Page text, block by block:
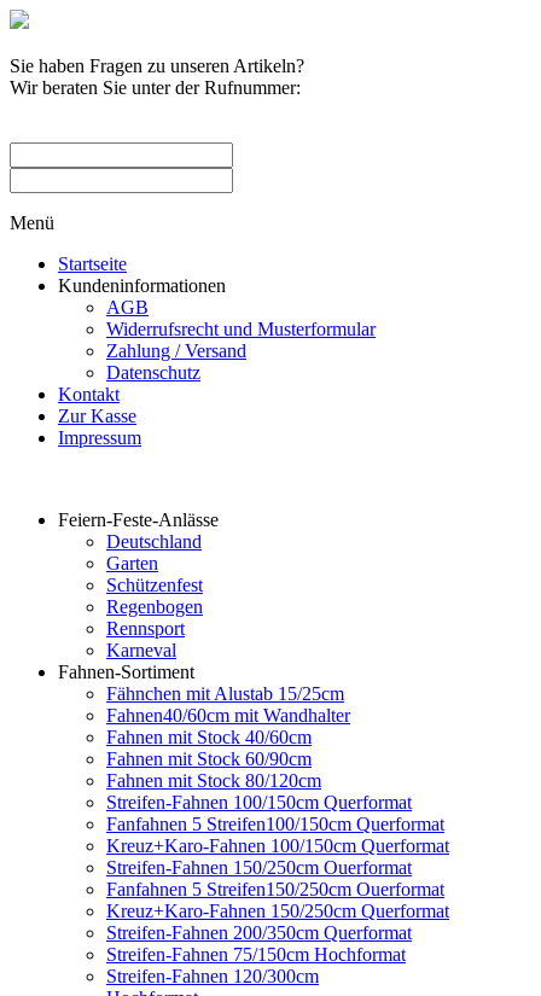
Sie haben Fragen zu unseren Artikeln?
Wir beraten Sie unter der Rufnummer:
Menü
Startseite
Kundeninformationen
AGB
Widerrufsrecht und Musterformular
Zahlung / Versand
Datenschutz
Kontakt
Zur Kasse
Impressum
Feiern-Feste-Anlässe
Deutschland
Garten
Schützenfest
Regenbogen
Rennsport
Karneval
Fahnen-Sortiment
Fähnchen mit Alustab 15/25cm
Fahnen40/60cm mit Wandhalter
Fahnen mit Stock 40/60cm
Fahnen mit Stock 60/90cm
Fahnen mit Stock 80/120cm
Streifen-Fahnen 100/150cm Querformat
Fanfahnen 5 Streifen100/150cm Querformat
Kreuz+Karo-Fahnen 100/150cm Querformat
Streifen-Fahnen 150/250cm Ouerformat
Fanfahnen 5 Streifen150/250cm Ouerformat
Kreuz+Karo-Fahnen 150/250cm Querformat
Streifen-Fahnen 200/350cm Querformat
Streifen-Fahnen 75/150cm Hochformat
Streifen-Fahnen 120/300cm